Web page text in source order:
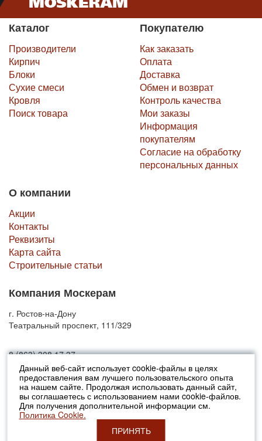
Данный веб-сайт использует cookie-файлы в целях
предоставления вам лучшего пользовательского опыта
на нашем сайте. Продолжая использовать данный сайт,
вы соглашаетесь с использованием нами cookie-файлов.
Для получения дополнительной информации см.
Политика Cookie.
ПРИНЯТЬ
Каталог
Производители
Кирпич
Блоки
Сухие смеси
Кровля
Поиск товара
Покупателю
Как заказать
Оплата
Доставка
Обмен и возврат
Контроль качества
Мои заказы
Информация
покупателям
Согласие на обработку
персональных данных
О компании
Акции
Контакты
Реквизиты
Карта сайта
Строительные статьи
Компания Москерам
г. Ростов-на-Дону
Театральный проспект, 111/329
8 (863) 308 17 37
© 2010-2026 Москерам
Указанные на сайте цены не являются публичной офертой (ст.435 ГК
РФ).
Стоимость и наличие товара просьба уточнять в офисах продаж....